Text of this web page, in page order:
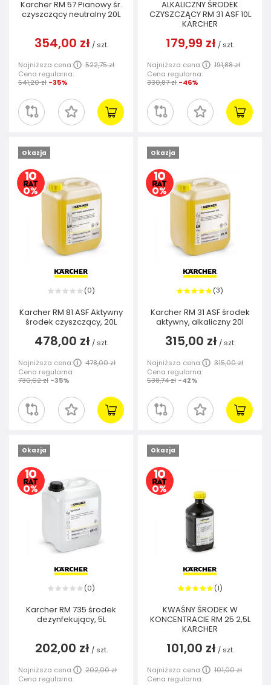
Karcher RM 57 Pianowy śr.
czyszczący neutralny 20L
354,00 zł / szt.
Najniższa cena:
522,75 zł
Cena regularna:
541,20 zł -35%
ALKALICZNY ŚRODEK
CZYSZCZĄCY RM 31 ASF 10L
KARCHER
179,99 zł / szt.
Najniższa cena:
191,88 zł
Cena regularna:
330,87 zł -46%
Okazja
(0)
Karcher RM 81 ASF Aktywny
środek czyszczący, 20L
478,00 zł / szt.
Najniższa cena:
478,00 zł
Cena regularna:
730,62 zł -35%
Okazja
(3)
Karcher RM 31 ASF środek
aktywny, alkaliczny 20l
315,00 zł / szt.
Najniższa cena:
315,00 zł
Cena regularna:
538,74 zł -42%
Okazja
(0)
Karcher RM 735 środek
dezynfekujący, 5L
202,00 zł / szt.
Najniższa cena:
202,00 zł
Cena regularna:
Okazja
(1)
KWAŚNY ŚRODEK W
KONCENTRACIE RM 25 2,5L
KARCHER
101,00 zł / szt.
Najniższa cena:
101,00 zł
Cena regularna: